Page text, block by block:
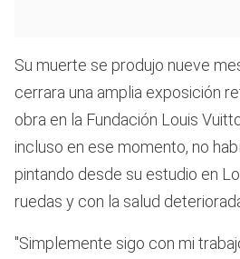
Su muerte se produjo nueve
cerrara una amplia exposición
obra en la Fundación Louis
incluso en ese momento, no
pintando desde su estudio en
ruedas y con la salud
"Simplemente sigo con mi